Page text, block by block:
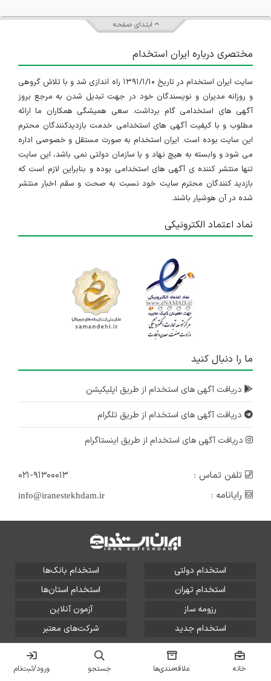
ابتدای صفحه
مختصری درباره ایران استخدام
سایت ایران استخدام در تاریخ ۱۳۹۱/۱/۱۰ راه اندازی شد و با تلاش گروهی
و روزانه مدیران و نویسندگان خود در جهت تبدیل شدن به مرجع بروز
آگهی های استخدامی گام برداشت. سعی همیشگی همکاران ما ارائه
مطلوب و با کیفیت آگهی های استخدامی خدمت بازدیدکنندگان محترم
این سایت بوده است. ایران استخدام به صورت مستقل و خصوصی اداره
می شود و وابسته به هیچ نهاد و یا سازمان دولتی نمی باشد، این سایت
تنها منتشر کننده ی آگهی های استخدامی بوده و بنابراین لازم است که
بازدید کنندگان محترم سایت خود نسبت به صحت و سقم اخبار منتشر
شده در آن هوشیار باشند.
نماد اعتماد الکترونیکی
ما را دنبال کنید
دریافت آگهی های استخدام از طریق اپلیکیشن
دریافت آگهی های استخدام از طریق تلگرام
دریافت آگهی های استخدام از طریق اینستاگرام
تلفن تماس :
۰۲۱-۹۱۳۰۰۰۱۳
رایانامه :
info@iranestekhdam.ir
استخدام دولتی
استخدام بانک‌ها
استخدام تهران
استخدام استان‌ها
رزومه ساز
آزمون آنلاین
استخدام جدید
شرکت‌های معتبر
تمامی حقوق این سایت برای آلتین سیستم محفوظ است و هر
گونه سوءاستفاده از آن پیگرد قانونی دارد.
خانه علاقه‌مندی‌ها جستجو ورود/ثبت‌نام